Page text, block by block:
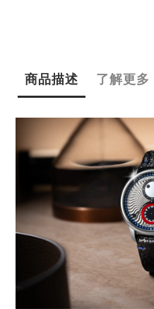
商品描述 了解更多